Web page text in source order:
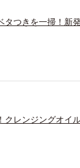
タつきを一掃！新
レンジングオイ